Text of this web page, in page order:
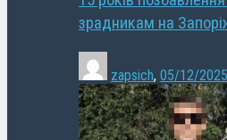
зрадникам на
zapsich, 05/12/2025